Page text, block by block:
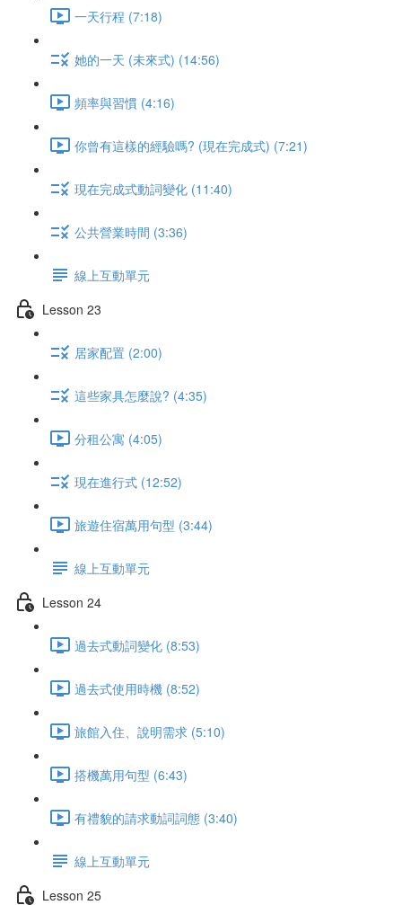
一天行程 (7:18)
她的一天 (未來式) (14:56)
頻率與習慣 (4:16)
你曾有這樣的經驗嗎? (現在完成式) (7:21)
現在完成式動詞變化 (11:40)
公共營業時間 (3:36)
線上互動單元
Lesson 23
居家配置 (2:00)
這些家具怎麼說? (4:35)
分租公寓 (4:05)
現在進行式 (12:52)
旅遊住宿萬用句型 (3:44)
線上互動單元
Lesson 24
過去式動詞變化 (8:53)
過去式使用時機 (8:52)
旅館入住、說明需求 (5:10)
搭機萬用句型 (6:43)
有禮貌的請求動詞詞態 (3:40)
線上互動單元
Lesson 25